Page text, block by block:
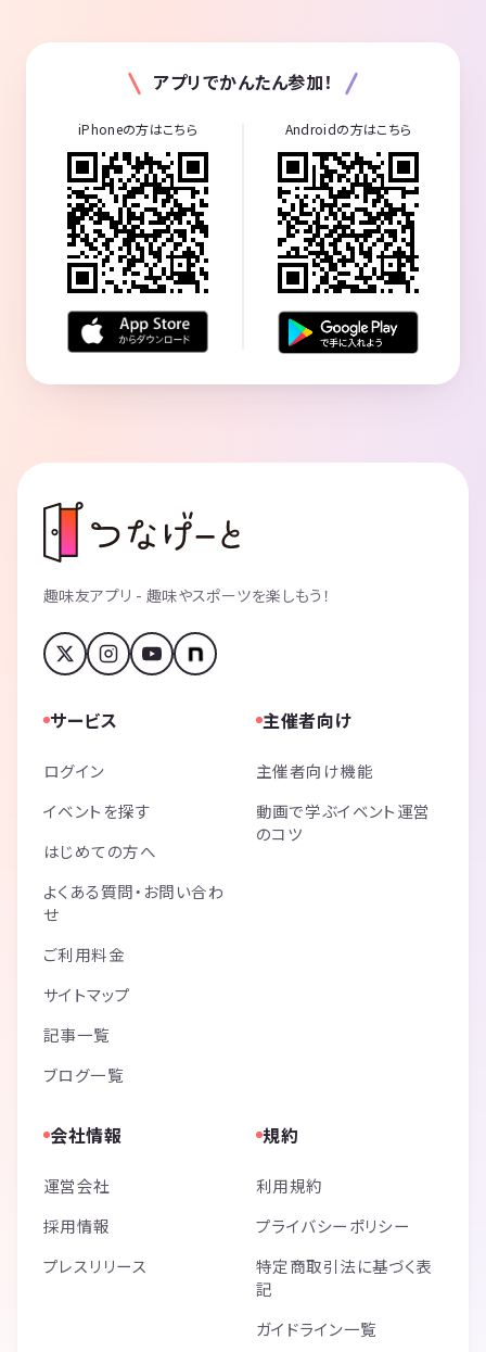
アプリでかんたん参加！
iPhoneの方はこちら Androidの方はこちら
趣味友アプリ - 趣味やスポーツを楽しもう！
サービス
ログイン
イベントを探す
はじめての方へ
よくある質問・お問い合わ
せ
ご利用料金
サイトマップ
記事一覧
ブログ一覧
主催者向け
主催者向け機能
動画で学ぶイベント運営
のコツ
会社情報
運営会社
採用情報
プレスリリース
規約
利用規約
プライバシーポリシー
特定商取引法に基づく表
記
ガイドライン一覧